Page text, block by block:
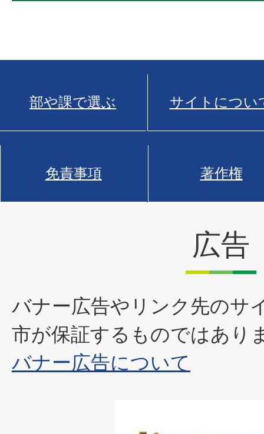
部や課で選ぶ サイトについ
免責事項 著作権
広告
バナー広告やリンク先のサ
市が保証するものではあり
バナー広告について